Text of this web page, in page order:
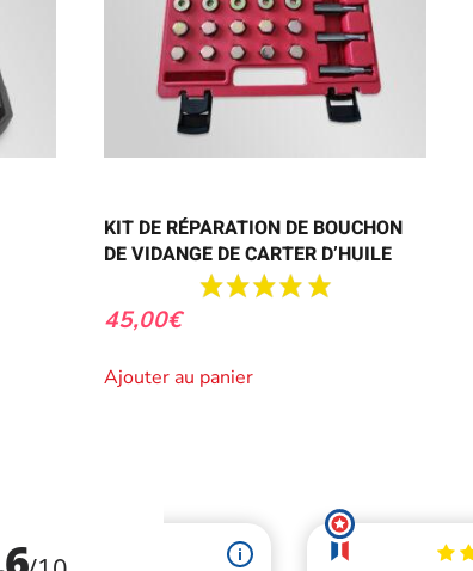
KIT DE RÉPARATION DE BOUCHON
DE VIDANGE DE CARTER D’HUILE
45,00€
Ajouter au panier